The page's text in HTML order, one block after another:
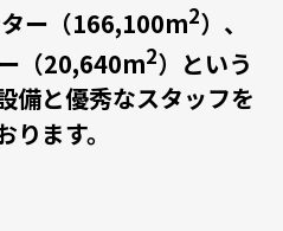
ー（166,100m2）、
（20,640m2）という
備と優秀なスタッフを
ります。